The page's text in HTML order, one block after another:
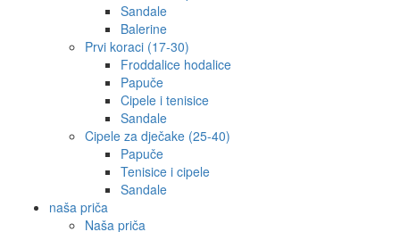
Sandale
Balerine
Prvi koraci (17-30)
Froddalice hodalice
Papuče
Cipele i tenisice
Sandale
Cipele za dječake (25-40)
Papuče
Tenisice i cipele
Sandale
naša priča
Naša priča